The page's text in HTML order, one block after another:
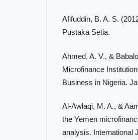
Afifuddin, B. A. S.
Pustaka Setia.
Ahmed, A. V., &
Microfinance
Business in Nigeria.
Al-Awlaqi, M. A., &
the Yemen
analysis. International